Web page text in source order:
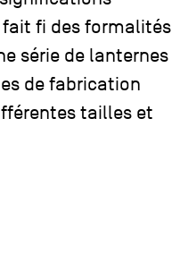
fi des formalités
série de lanternes
de fabrication
tailles et